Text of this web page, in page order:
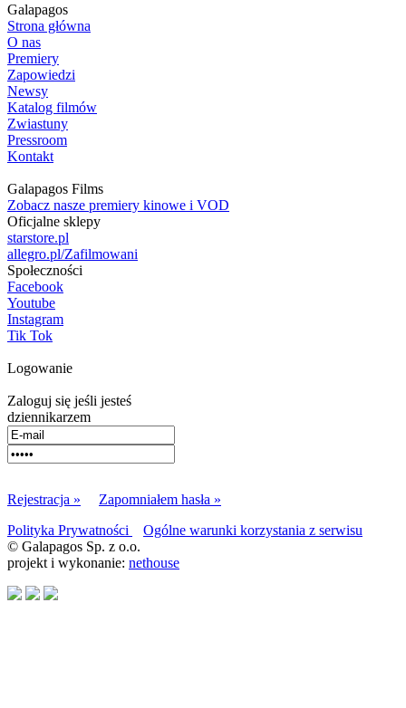
Galapagos
Strona główna
O nas
Premiery
Zapowiedzi
Newsy
Katalog filmów
Zwiastuny
Pressroom
Kontakt
Galapagos Films
Zobacz nasze premiery kinowe i VOD
Oficjalne sklepy
starstore.pl
allegro.pl/Zafilmowani
Społeczności
Facebook
Youtube
Instagram
Tik Tok
Logowanie
Zaloguj się jeśli jesteś
dziennikarzem
Rejestracja »
Zapomniałem hasła »
Polityka Prywatności
Ogólne warunki korzystania z serwisu
© Galapagos Sp. z o.o.
projekt i wykonanie: nethouse